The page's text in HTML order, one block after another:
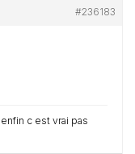
#236183
c est vrai pas